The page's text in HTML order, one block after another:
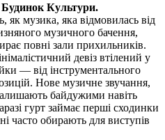
Будинок Культури.
музика, яка відмовилась від
музичного бачення,
повні зали прихильників.
девіз втілений у
— від інструментального
Нове музичне звучання,
байдужими навіть
гурт займає перші сходинки
часто обирають для виступів